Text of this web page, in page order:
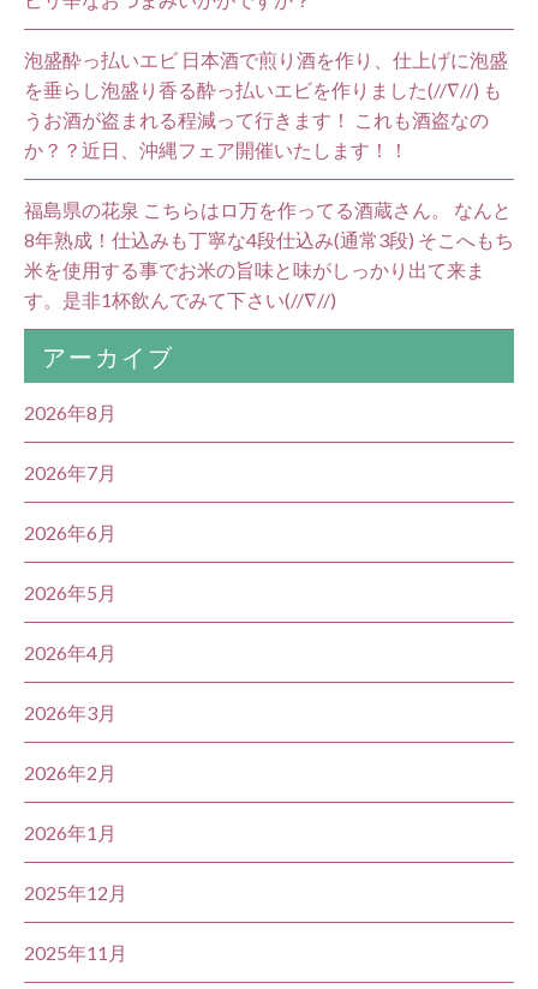
泡盛酔っ払いエビ 日本酒で煎り酒を作り、仕上げに泡盛
を垂らし泡盛り香る酔っ払いエビを作りました(//∇//) も
うお酒が盗まれる程減って行きます！ これも酒盗なの
か？？近日、沖縄フェア開催いたします！！
福島県の花泉 こちらはロ万を作ってる酒蔵さん。 なんと
8年熟成！仕込みも丁寧な4段仕込み(通常3段) そこへもち
米を使用する事でお米の旨味と味がしっかり出て来ま
す。是非1杯飲んでみて下さい(//∇//)
アーカイブ
2026年8月
2026年7月
2026年6月
2026年5月
2026年4月
2026年3月
2026年2月
2026年1月
2025年12月
2025年11月